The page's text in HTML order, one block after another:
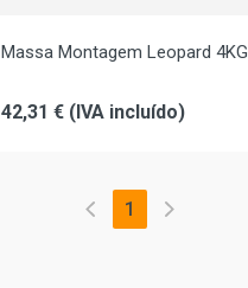
Massa Montagem Leopard 4KG
42,31 € (IVA incluído)
1